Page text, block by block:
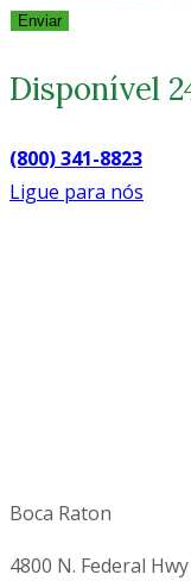
Enviar
Disponível
(800) 341-8823
Ligue para nós
Boca Raton
4800 N. Federal